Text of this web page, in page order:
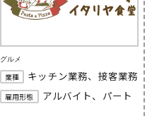
グルメ
業種 キッチン業務、接客業務
雇用形態 アルバイト、パート